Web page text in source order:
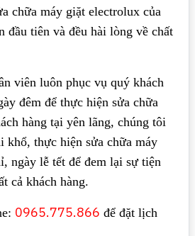
chữa máy giặt electrolux của
đầu tiên và đều hài lòng về chất
viên luôn phục vụ quý khách
đêm để thực hiện sửa chữa
hàng tại yên lãng, chúng tôi
khổ, thực hiện sửa chữa máy
ngày lễ tết để đem lại sự tiện
cả khách hàng.
0965.775.866 để đặt lịch